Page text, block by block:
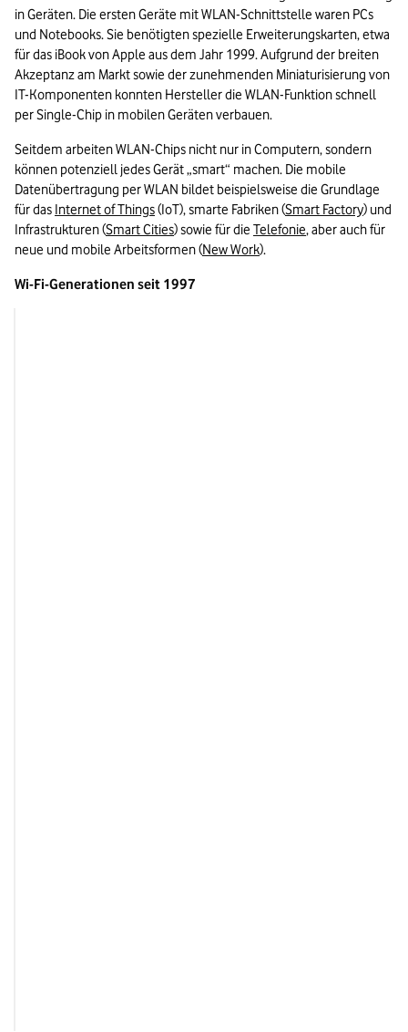
in Geräten. Die ersten Geräte mit WLAN-Schnittstelle waren PCs
und Notebooks. Sie benötigten spezielle Erweiterungskarten, etwa
für das iBook von Apple aus dem Jahr 1999. Aufgrund der breiten
Akzeptanz am Markt sowie der zunehmenden Miniaturisierung von
IT-Komponenten konnten Hersteller die WLAN-Funktion schnell
per Single-Chip in mobilen Geräten verbauen.
Seitdem arbeiten WLAN-Chips nicht nur in Computern, sondern
können potenziell jedes Gerät „smart“ machen. Die mobile
Datenübertragung per WLAN bildet beispielsweise die Grundlage
für das Internet of Things (IoT), smarte Fabriken (Smart Factory) und
Infrastrukturen (Smart Cities) sowie für die Telefonie, aber auch für
neue und mobile Arbeitsformen (New Work).
Wi-Fi-Generationen seit 1997